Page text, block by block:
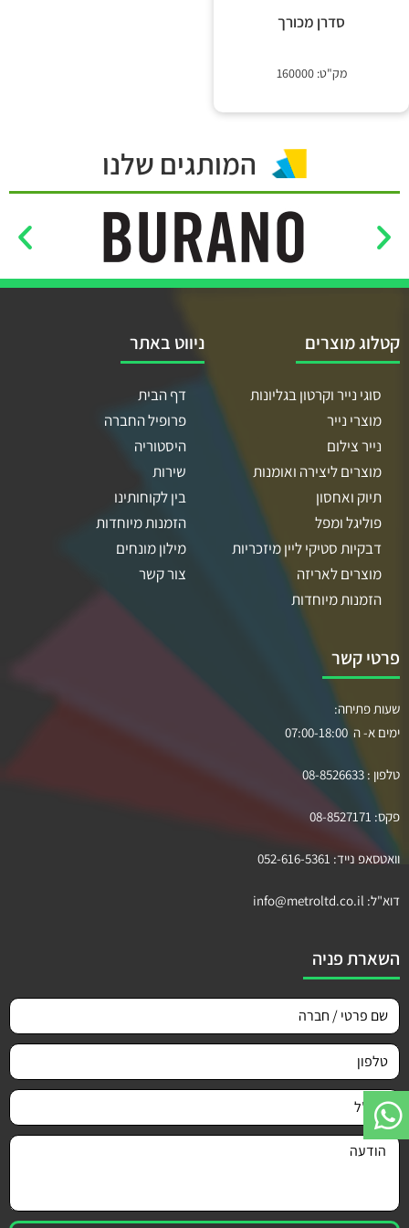
סדרן מכורך
מק"ט: 160000
המותגים שלנו
קטלוג מוצרים
סוגי נייר וקרטון בגליונות
מוצרי נייר
נייר צילום
מוצרים ליצירה ואומנות
תיוק ואחסון
פוליגל ומפל
דבקיות סטיקי ליין מיזכריות
מוצרים לאריזה
הזמנות מיוחדות
ניווט באתר
דף הבית
פרופיל החברה
היסטוריה
שירות
בין לקוחותינו
הזמנות מיוחדות
מילון מונחים
צור קשר
פרטי קשר
שעות פתיחה:
ימים א- ה 07:00-18:00
טלפון : 08-8526633
פקס: 08-8527171
וואטסאפ נייד: 052-616-5361
דוא"ל: info@metroltd.co.il
השארת פניה